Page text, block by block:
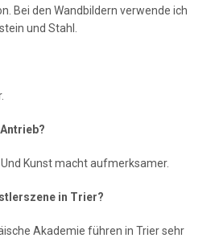
Bei den Wandbildern verwende ich
und Stahl.
Kunst macht aufmerksamer.
in Trier?
Akademie führen in Trier sehr